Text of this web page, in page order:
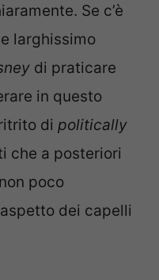
Se c’è
larghissimo
di praticare
in questo
di politically
che a posteriori
poco
dei capelli